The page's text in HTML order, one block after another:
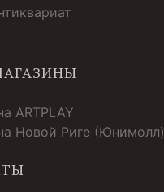
ARTPLAY
Новой Риге (Юнимолл)